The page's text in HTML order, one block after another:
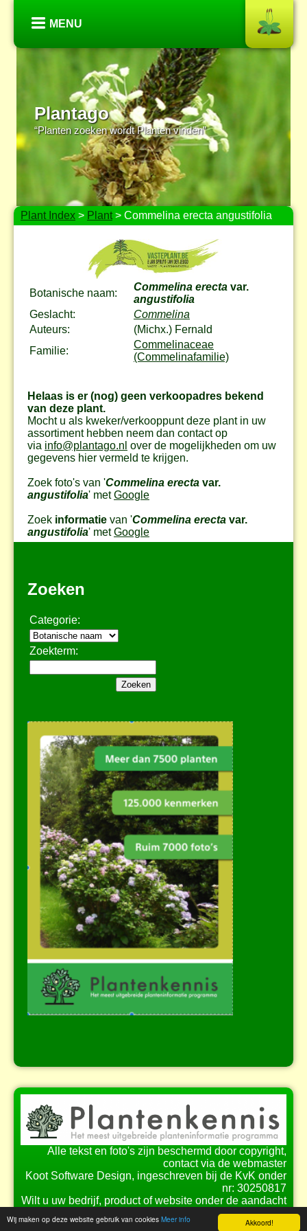
Akkoord!
Wij maken op deze website gebruik van cookies Meer info
MENU
Plantago
“Planten zoeken wordt Planten vinden”
Plant Index > Plant> Commelina erecta angustifolia
Botanische naam:
Commelina erecta var.
angustifolia
Geslacht:
Commelina
Auteurs:
(Michx.) Fernald
Familie:
Commelinaceae
(Commelinafamilie)
Helaas is er (nog) geen verkoopadres bekend
van deze plant.
Mocht u als kweker/verkooppunt deze plant in uw
assortiment hebben neem dan contact op
via info@plantago.nl over de mogelijkheden om uw
gegevens hier vermeld te krijgen.
Zoek foto's van 'Commelina erecta var.
angustifolia' metGoogle
Zoek informatie van 'Commelina erecta var.
angustifolia' metGoogle
Zoeken
Categorie:
Zoekterm:
Alle tekst en foto's zijn beschermd door copyright,
contact via de webmaster
Koot Software Design, ingeschreven bij de KvK onder
nr: 30250817
Wilt u uw bedrijf, product of website onder de aandacht
brengen bij onze bezoekers?
Bekijk demogelijkhedenvoor samenwerking.